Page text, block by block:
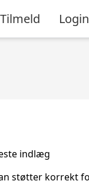
Tilmeld Login
indlæg
støtter korrekt